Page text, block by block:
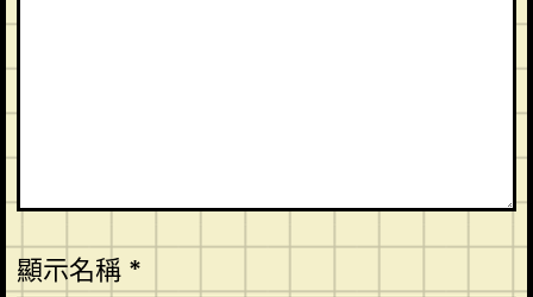
顯示名稱 *